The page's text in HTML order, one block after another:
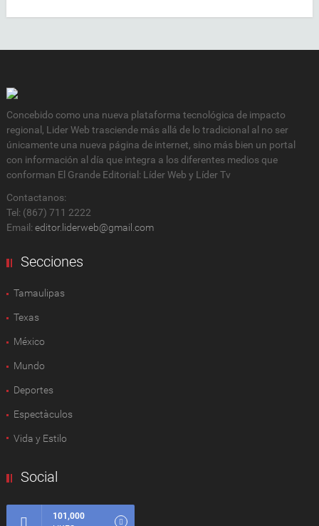
Concebido como una nueva plataforma tecnológica de impacto
regional, Lider Web trasciende más allá de lo tradicional al no ser
únicamente una nueva página de internet, sino más bien un portal
con información al día que integra a los diferentes medios que
conforman El Grande Editorial: Líder Web y Líder Tv
Contactanos:
Tel: (867) 711 2222
Email: editor.liderweb@gmail.com
Secciones
Tamaulipas
Texas
México
Mundo
Deportes
Espectàculos
Vida y Estilo
Social
101,000